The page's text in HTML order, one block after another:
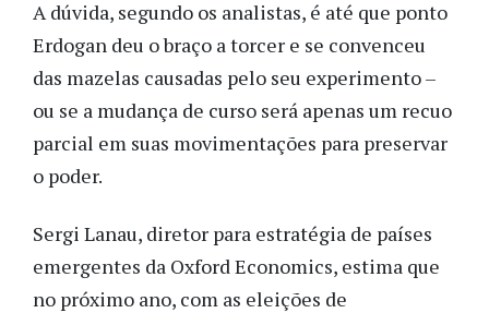
A dúvida, segundo os analistas, é até que ponto
Erdogan deu o braço a torcer e se convenceu
das mazelas causadas pelo seu experimento –
ou se a mudança de curso será apenas um recuo
parcial em suas movimentações para preservar
o poder.
Sergi Lanau, diretor para estratégia de países
emergentes da Oxford Economics, estima que
no próximo ano, com as eleições de